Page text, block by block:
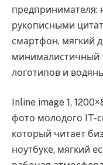
предпринимателя:
рукописными
смартфон, мягкий
минималистичный
логотипов и
Inline image 1,
фото молодого IT-
который читает
ноутбуке, мягкий